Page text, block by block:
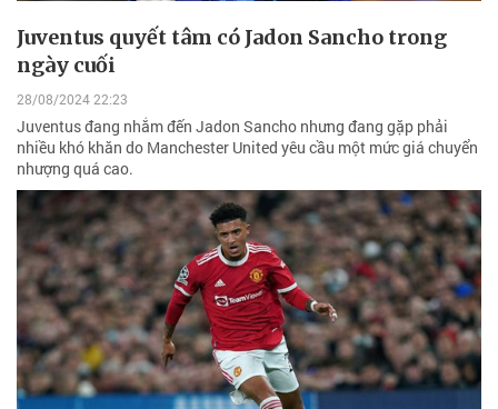
Juventus quyết tâm có Jadon Sancho trong
ngày cuối
28/08/2024 22:23
Juventus đang nhắm đến Jadon Sancho nhưng đang gặp phải
nhiều khó khăn do Manchester United yêu cầu một mức giá chuyển
nhượng quá cao.